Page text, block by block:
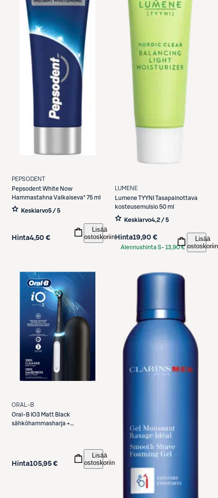
PEPSODENT
PepsodentWhite Now
Hammastahna Valkaiseva* 75 ml
Keskiarvo5 / 5
Hinta4,50 €
Lisää
ostoskoriin
LUMENE
LumeneTYYNI Tasapainottava
kosteusemulsio 50 ml
Keskiarvo4,2 / 5
Hinta19,90 €
Alennushinta S-13,90 €
Lisää
ostoskoriin
ORAL-B
Oral-B IO3 Matt Black
sähköhammasharja +
Hinta105,95 €
Lisää
ostoskoriin